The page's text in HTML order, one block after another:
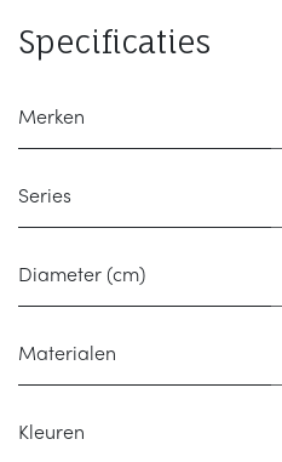
Specificaties
Merken
Series
Diameter (cm)
Materialen
Kleuren